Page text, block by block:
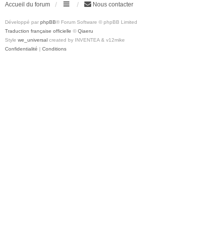
Accueil du forum Nous contacter
Développé par phpBB® Forum Software © phpBB Limited
Traduction française officielle © Qiaeru
Style we_universal created by INVENTEA & v12mike
Confidentialité | Conditions